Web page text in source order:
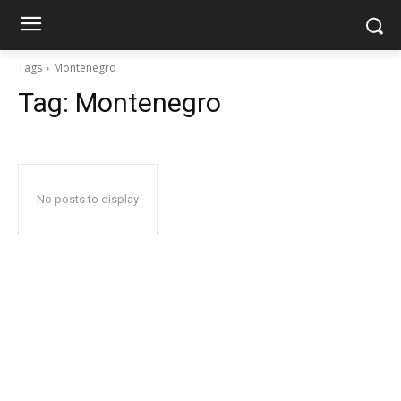
Tags Montenegro
Tag: Montenegro
No posts to display